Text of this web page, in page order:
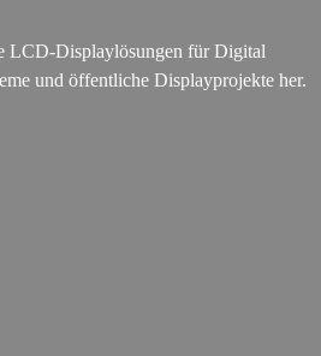
LCD-Displaylösungen für Digital
und öffentliche Displayprojekte her.